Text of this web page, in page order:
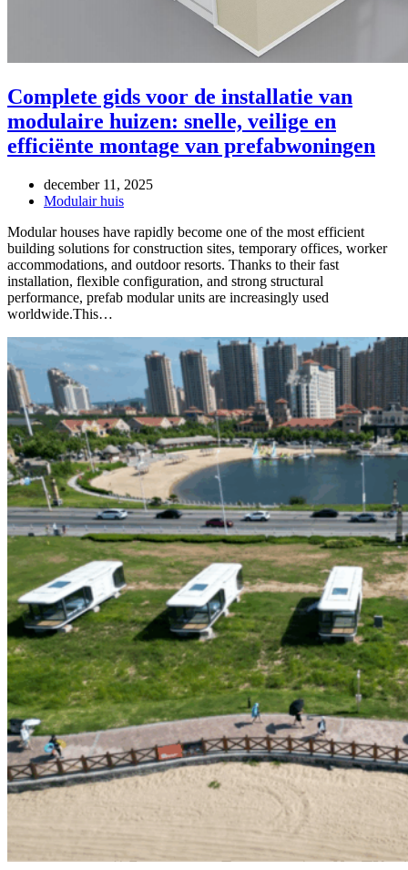
Complete gids voor de installatie van
modulaire huizen: snelle, veilige en
efficiënte montage van prefabwoningen
december 11, 2025
Modulair huis
Modular houses have rapidly become one of the most efficient
building solutions for construction sites, temporary offices, worker
accommodations, and outdoor resorts. Thanks to their fast
installation, flexible configuration, and strong structural
performance, prefab modular units are increasingly used
worldwide.This…